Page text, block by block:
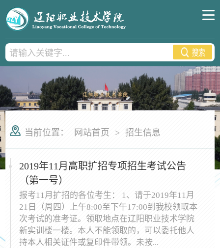
当前位置： 网站首页 > 招生信息
2019年11月高职扩招专项招生考试公告
（第一号）
报考11月扩招的各位考生： 1、请于2019年11月
21日（周四）上午8:00至下午17:00到我校领取本
次考试的准考证。领取地点在辽阳职业技术学院
新实训楼一楼。本人不能领取的，可以委托他人
持本人相关证件或复印件带领。未按...